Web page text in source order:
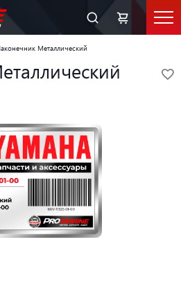
Металлический